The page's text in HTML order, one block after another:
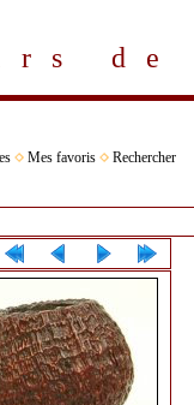
de
Mes favoris Rechercher